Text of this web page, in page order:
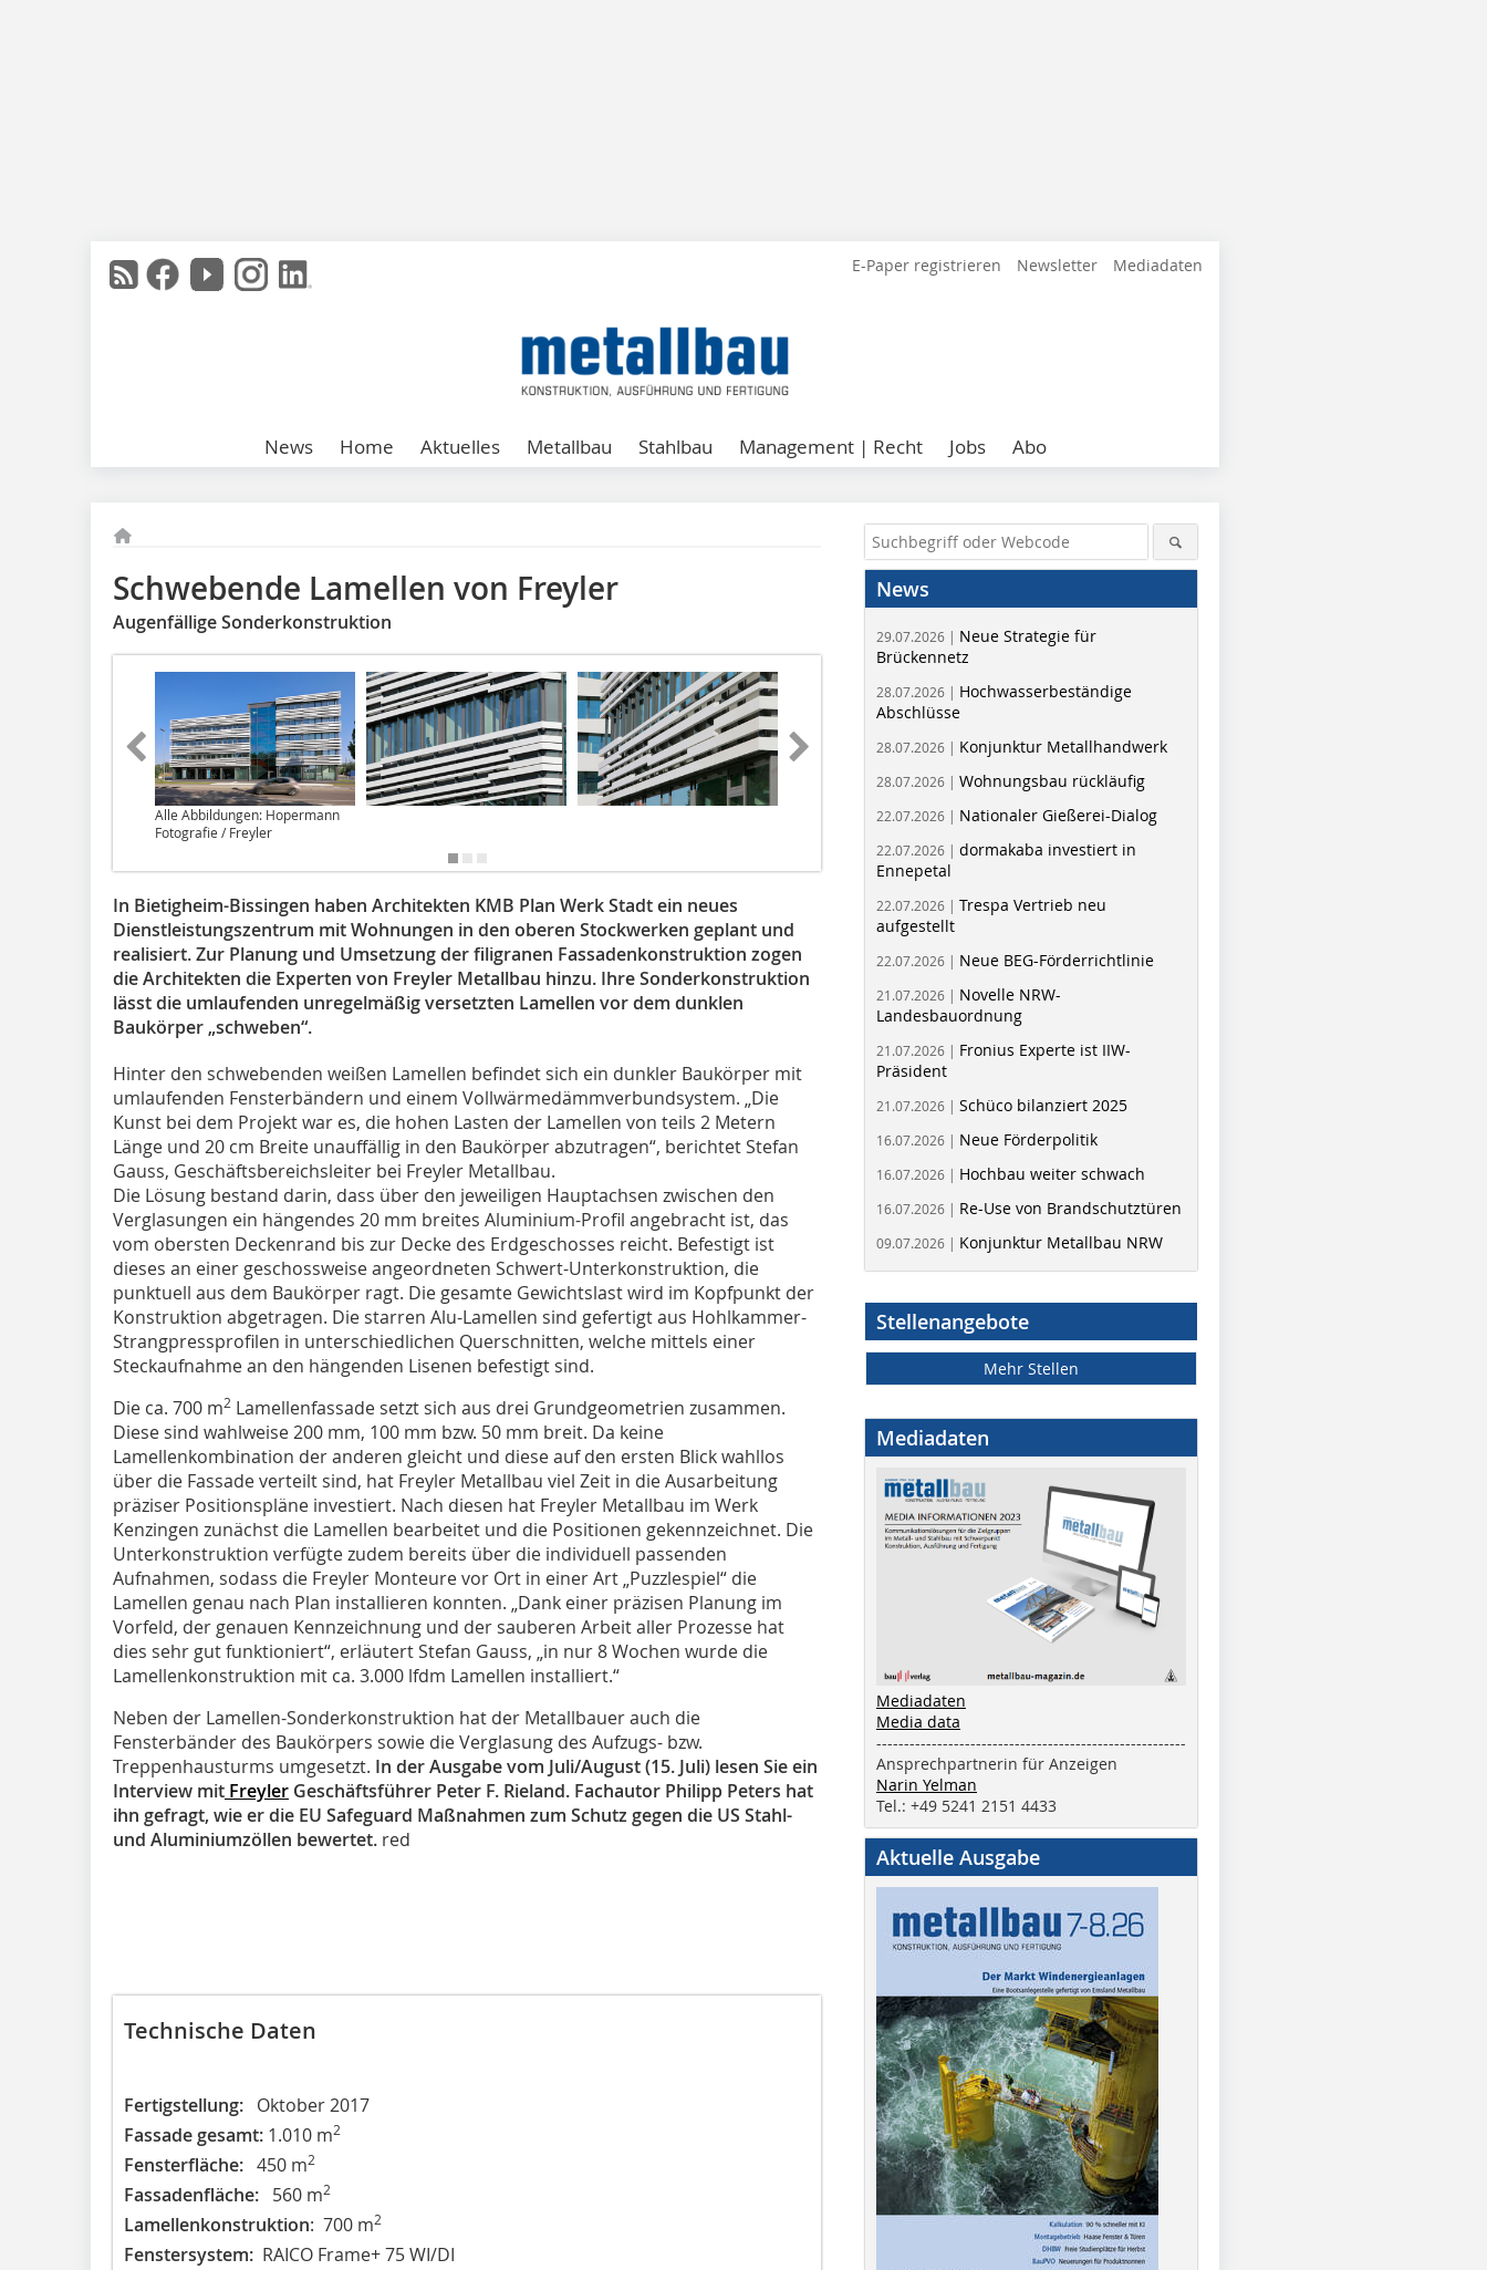
E-Paper registrieren Newsletter Mediadaten
News Home Aktuelles Metallbau Stahlbau Management | Recht Jobs Abo
Schwebende Lamellen von Freyler
Augenfällige Sonderkonstruktion
Alle Abbildungen: Hopermann
Fotografie / Freyler
In Bietigheim-Bissingen haben Architekten KMB Plan Werk Stadt ein neues
Dienstleistungszentrum mit Wohnungen in den oberen Stockwerken geplant und
realisiert. Zur Planung und Umsetzung der filigranen Fassadenkonstruktion zogen
die Architekten die Experten von Freyler Metallbau hinzu. Ihre Sonderkonstruktion
lässt die umlaufenden unregelmäßig versetzten Lamellen vor dem dunklen
Baukörper „schweben“.
Hinter den schwebenden weißen Lamellen befindet sich ein dunkler Baukörper mit
umlaufenden Fensterbändern und einem Vollwärmedämmverbundsystem. „Die
Kunst bei dem Projekt war es, die hohen Lasten der Lamellen von teils 2 Metern
Länge und 20 cm Breite unauffällig in den Baukörper abzutragen“, berichtet Stefan
Gauss, Geschäftsbereichsleiter bei Freyler Metallbau.
Die Lösung bestand darin, dass über den jeweiligen Hauptachsen zwischen den
Verglasungen ein hängendes 20 mm breites Aluminium-Profil angebracht ist, das
vom obersten Deckenrand bis zur Decke des Erdgeschosses reicht. Befestigt ist
dieses an einer geschossweise angeordneten Schwert-Unterkonstruktion, die
punktuell aus dem Baukörper ragt. Die gesamte Gewichtslast wird im Kopfpunkt der
Konstruktion abgetragen. Die starren Alu-Lamellen sind gefertigt aus Hohlkammer-
Strangpressprofilen in unterschiedlichen Querschnitten, welche mittels einer
Steckaufnahme an den hängenden Lisenen befestigt sind.
Die ca. 700 m2 Lamellenfassade setzt sich aus drei Grundgeometrien zusammen.
Diese sind wahlweise 200 mm, 100 mm bzw. 50 mm breit. Da keine
Lamellenkombination der anderen gleicht und diese auf den ersten Blick wahllos
über die Fassade verteilt sind, hat Freyler Metallbau viel Zeit in die Ausarbeitung
präziser Positionspläne investiert. Nach diesen hat Freyler Metallbau im Werk
Kenzingen zunächst die Lamellen bearbeitet und die Positionen gekennzeichnet. Die
Unterkonstruktion verfügte zudem bereits über die individuell passenden
Aufnahmen, sodass die Freyler Monteure vor Ort in einer Art „Puzzlespiel“ die
Lamellen genau nach Plan installieren konnten. „Dank einer präzisen Planung im
Vorfeld, der genauen Kennzeichnung und der sauberen Arbeit aller Prozesse hat
dies sehr gut funktioniert“, erläutert Stefan Gauss, „in nur 8 Wochen wurde die
Lamellenkonstruktion mit ca. 3.000 lfdm Lamellen installiert.“
Neben der Lamellen-Sonderkonstruktion hat der Metallbauer auch die
Fensterbänder des Baukörpers sowie die Verglasung des Aufzugs- bzw.
Treppenhausturms umgesetzt. In der Ausgabe vom Juli/August (15. Juli) lesen Sie ein
Interview mit Freyler Geschäftsführer Peter F. Rieland. Fachautor Philipp Peters hat
ihn gefragt, wie er die EU Safeguard Maßnahmen zum Schutz gegen die US Stahl-
und Aluminiumzöllen bewertet. red
Technische Daten
Fertigstellung: Oktober 2017
Fassade gesamt: 1.010 m2
Fensterfläche: 450 m2
Fassadenfläche: 560 m2
Lamellenkonstruktion: 700 m2
Fenstersystem: RAICO Frame+ 75 WI/DI
News
29.07.2026 | Neue Strategie für
Brückennetz
28.07.2026 | Hochwasserbeständige
Abschlüsse
28.07.2026 | Konjunktur Metallhandwerk
28.07.2026 | Wohnungsbau rückläufig
22.07.2026 | Nationaler Gießerei-Dialog
22.07.2026 | dormakaba investiert in
Ennepetal
22.07.2026 | Trespa Vertrieb neu
aufgestellt
22.07.2026 | Neue BEG-Förderrichtlinie
21.07.2026 | Novelle NRW-
Landesbauordnung
21.07.2026 | Fronius Experte ist IIW-
Präsident
21.07.2026 | Schüco bilanziert 2025
16.07.2026 | Neue Förderpolitik
16.07.2026 | Hochbau weiter schwach
16.07.2026 | Re-Use von Brandschutztüren
09.07.2026 | Konjunktur Metallbau NRW
Stellenangebote
Mehr Stellen
Mediadaten
Mediadaten
Media data
--------------------------------------------------------
Ansprechpartnerin für Anzeigen
Narin Yelman
Tel.: +49 5241 2151 4433
Aktuelle Ausgabe